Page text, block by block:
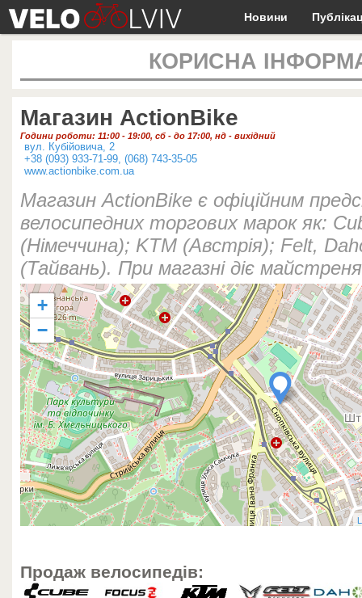
Новини
КОРИСНА
Магазин ActionBike
Години роботи: 11:00 - 19:00, сб - до 17:00, нд - вихідний
вул. Кубійовича, 2
+38 (093) 933-71-99, (068) 743-35-05
www.actionbike.com.ua
Магазин ActionBike є офіційним
велосипедних торгових марок як:
(Німеччина); KTM (Австрія); Felt,
(Тайвань). При магазні діє
+
−
Продаж велосипедів: